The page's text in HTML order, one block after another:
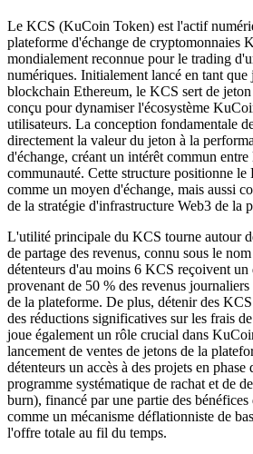
Le KCS (KuCoin Token) est l'actif
plateforme d'échange de cryptomonnaies
mondialement reconnue pour le trading
numériques. Initialement lancé en tant
blockchain Ethereum, le KCS sert de
conçu pour dynamiser l'écosystème
utilisateurs. La conception fondamentale
directement la valeur du jeton à la
d'échange, créant un intérêt commun entre
communauté. Cette structure positionne
comme un moyen d'échange, mais aussi
de la stratégie d'infrastructure Web3 de la
L'utilité principale du KCS tourne autour
de partage des revenus, connu sous le
détenteurs d'au moins 6 KCS reçoivent
provenant de 50 % des revenus
de la plateforme. De plus, détenir des
des réductions significatives sur les frais
joue également un rôle crucial dans
lancement de ventes de jetons de la
détenteurs un accès à des projets en phase
programme systématique de rachat et de
burn), financé par une partie des
comme un mécanisme déflationniste de
l'offre totale au fil du temps.